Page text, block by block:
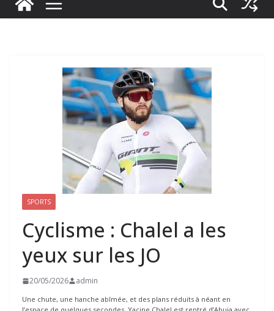
SPORTS
Cyclisme : Chalel a les
yeux sur les JO
20/05/2026 admin
Une chute, une hanche abîmée, et des plans réduits à néant en